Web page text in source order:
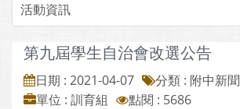
活動資訊
第九屆學生自治會改選公告
日期 : 2021-04-07
分類 : 附中新聞
單位 : 訓育組
點閱 : 5686